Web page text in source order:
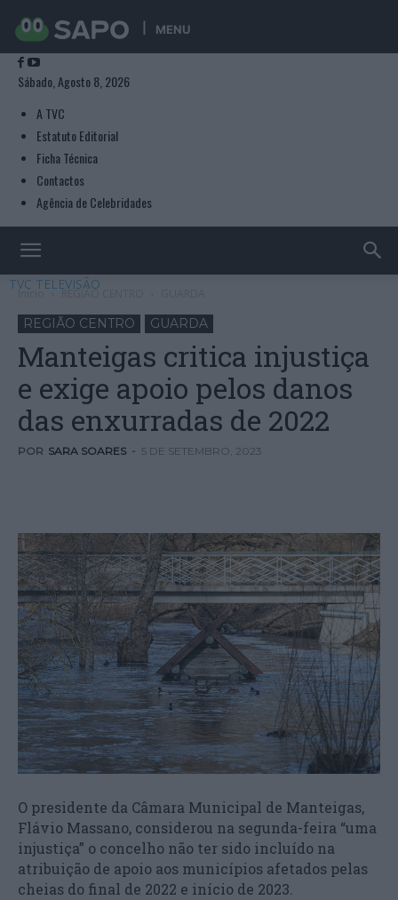
MENU
Sábado, Agosto 8, 2026
A TVC
Estatuto Editorial
Ficha Técnica
Contactos
Agência de Celebridades
TVC TELEVISÃO
Início REGIÃO CENTRO
REGIÃO CENTRO GUARDA
Manteigas critica injustiça
e exige apoio pelos danos
das enxurradas de 2022
POR SARA SOARES - 5 DE SETEMBRO, 2023
O presidente da Câmara Municipal de Manteigas,
Flávio Massano, considerou na segunda-feira “uma
injustiça” o concelho não ter sido incluído na
atribuição de apoio aos municípios afetados pelas
cheias do final de 2022 e início de 2023.